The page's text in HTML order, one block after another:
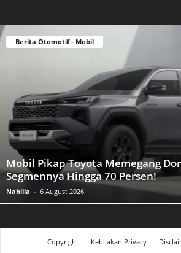
Berita Otomotif - Mobil
Mobil Pikap Toyota Memegang
Segmennya Hingga 70 Persen!
Nabilla - 6 August 2026
Copyright Kebijakan Privacy